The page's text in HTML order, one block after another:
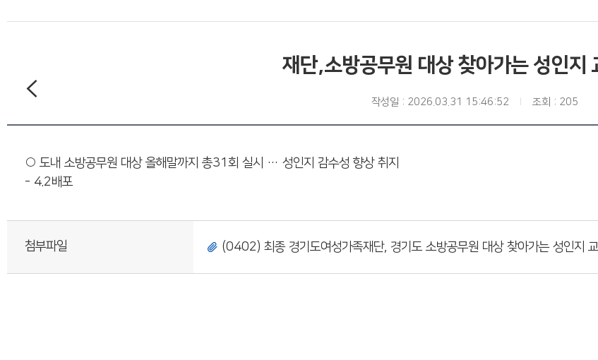
재단,소방공무원 대상 찾아가는 성인지
작성일 : 2026.03.31 15:46:52 조회 : 205
○ 도내 소방공무원 대상 올해말까지 총31회 실시 … 성인지 감수성 향상 취지
- 4.2배포
첨부파일 (0402) 최종 경기도여성가족재단, 경기도 소방공무원 대상 찾아가는 성인지